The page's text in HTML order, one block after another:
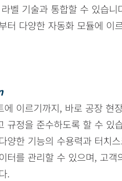
벨 기술과 통합할 수 있습
터 다양한 자동화 모듈에 이
에 이르기까지, 바로 공장 현
규정을 준수하도록 할 수 있
양한 기능의 수용력과 터치
터를 관리할 수 있으며, 고객
.